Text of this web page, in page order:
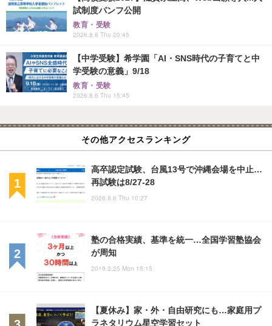
試制度パンフ公開
教育・受験
2026.8.6 Thu 20:45
【中学受験】希学園「AI・SNS時代の子育てと中
学受験の意義」9/18
教育・受験
2026.8.6 Thu 15:45
その他アクセスランキング
高卒認定試験、台風13号で沖縄会場を中止…
再試験は8/27-28
2026.8.6 Thu 10:27
塾の合格実績、基準を統一…全国学習塾協会
が周知
2019.2.25 Mon 15:15
【夏休み】家・外・自由研究にも…家庭用プ
ラネタリウム星空学習セット